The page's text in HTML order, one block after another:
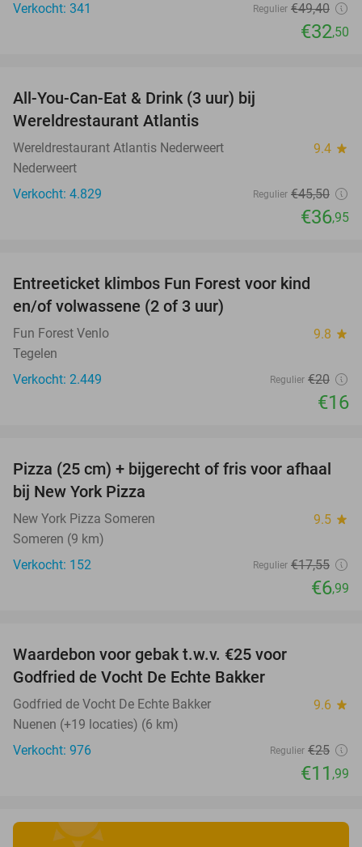
Verkocht: 341
Regulier €49,40
€32,50
All-You-Can-Eat & Drink (3 uur) bij
Wereldrestaurant Atlantis
Wereldrestaurant Atlantis Nederweert 9.4 star
Nederweert
Verkocht: 4.829
Regulier €45,50
€36,95
Entreeticket klimbos Fun Forest voor kind
en/of volwassene (2 of 3 uur)
Fun Forest Venlo 9.8 star
Tegelen
Verkocht: 2.449
Regulier €20
€16
60%
Pizza (25 cm) + bijgerecht of fris voor afhaal
bij New York Pizza
New York Pizza Someren 9.5 star
Someren (9 km)
Verkocht: 152
Regulier €17,55
€6,99
Waardebon voor gebak t.w.v. €25 voor
Godfried de Vocht De Echte Bakker
Godfried de Vocht De Echte Bakker 9.6 star
Nuenen (+19 locaties) (6 km)
Verkocht: 976
Regulier €25
€11 ,99